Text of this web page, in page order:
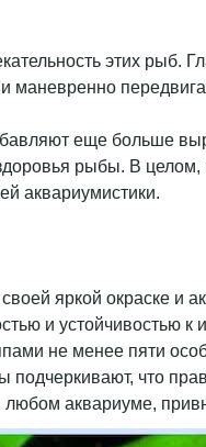
этих рыб.
маневренно
еще больше
рыбы. В
аквариумистики.
яркой окраске и
и устойчивостью
не менее пяти
что
аквариуме,